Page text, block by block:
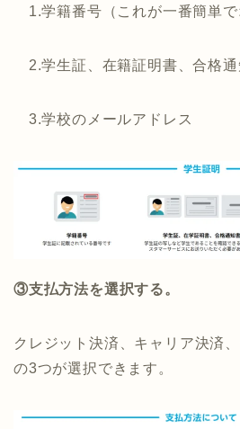
1.学籍番号（これが一番簡単で
2.学生証、在籍証明書、合格通
3.学校のメールアドレス
③支払方法を選択する。
クレジット決済、キャリア決済
の3つが選択できます。